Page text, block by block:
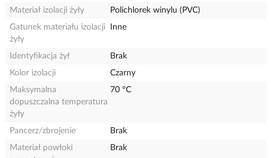
Materiał izolacji żyły
Polichlorek winylu (PVC)
Gatunek materiału izolacji
żyły
Inne
Identyfikacja żył
Brak
Kolor izolacji
Czarny
Maksymalna
dopuszczalna temperatura
żyły
70 °C
Pancerz/zbrojenie
Brak
Materiał powłoki
Brak